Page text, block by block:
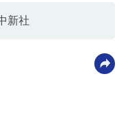
新社